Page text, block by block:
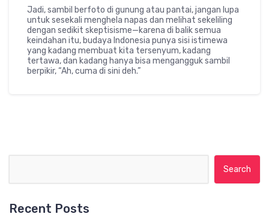
Jadi, sambil berfoto di gunung atau pantai, jangan lupa
untuk sesekali menghela napas dan melihat sekeliling
dengan sedikit skeptisisme—karena di balik semua
keindahan itu, budaya Indonesia punya sisi istimewa
yang kadang membuat kita tersenyum, kadang
tertawa, dan kadang hanya bisa mengangguk sambil
berpikir, “Ah, cuma di sini deh.”
Recent Posts